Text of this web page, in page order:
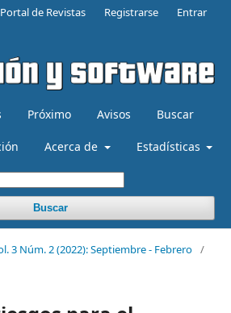
Próximo Avisos Buscar
Acerca de Estadísticas
Buscar
Portal de Revistas Registrarse Entrar
3 Núm. 2 (2022): Septiembre - Febrero /